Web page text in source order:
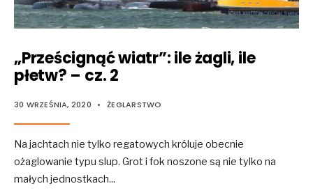
„Prześcignąć wiatr”: ile żagli, ile
płetw? – cz. 2
30 WRZEŚNIA, 2020 • ŻEGLARSTWO
Na jachtach nie tylko regatowych króluje obecnie
ożaglowanie typu slup. Grot i fok noszone są nie tylko na
małych jednostkach...